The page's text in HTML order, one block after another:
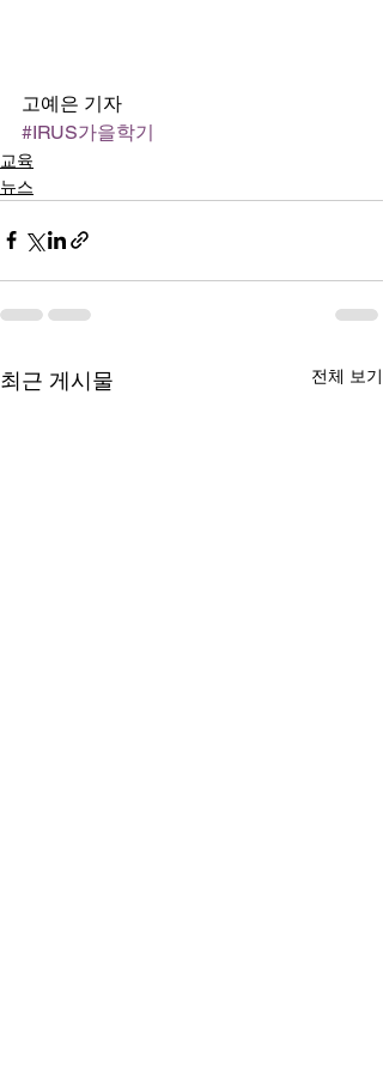
고예은 기자
#IRUS가을학기
교육
뉴스
최근 게시물 전체 보기